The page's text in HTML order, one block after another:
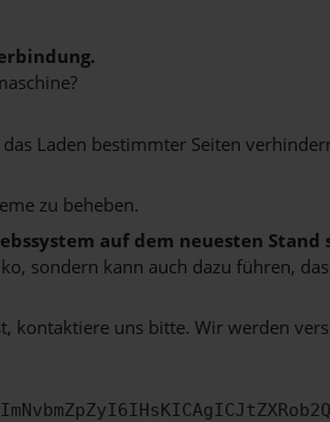
Laden bestimmter Seiten
zu beheben.
auf dem neuesten Stand
sondern kann auch dazu führen,
kontaktiere uns bitte. Wir werden